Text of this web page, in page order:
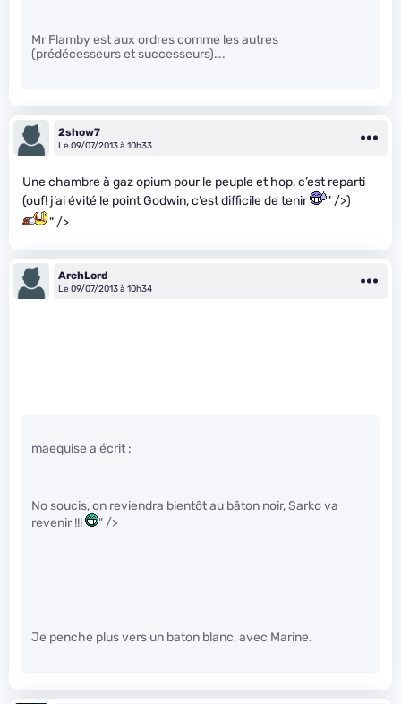
Mr Flamby est aux ordres comme les autres
(prédécesseurs et successeurs)….
2show7
Le 09/07/2013 à 10h33
Une chambre à gaz opium pour le peuple et hop, c’est reparti
(ouf! j’ai évité le point Godwin, c’est difficile de tenir
" />)
" />
ArchLord
Le 09/07/2013 à 10h34
maequise a écrit :
No soucis, on reviendra bientôt au bâton noir, Sarko va
revenir !!!
" />
Je penche plus vers un baton blanc, avec Marine.